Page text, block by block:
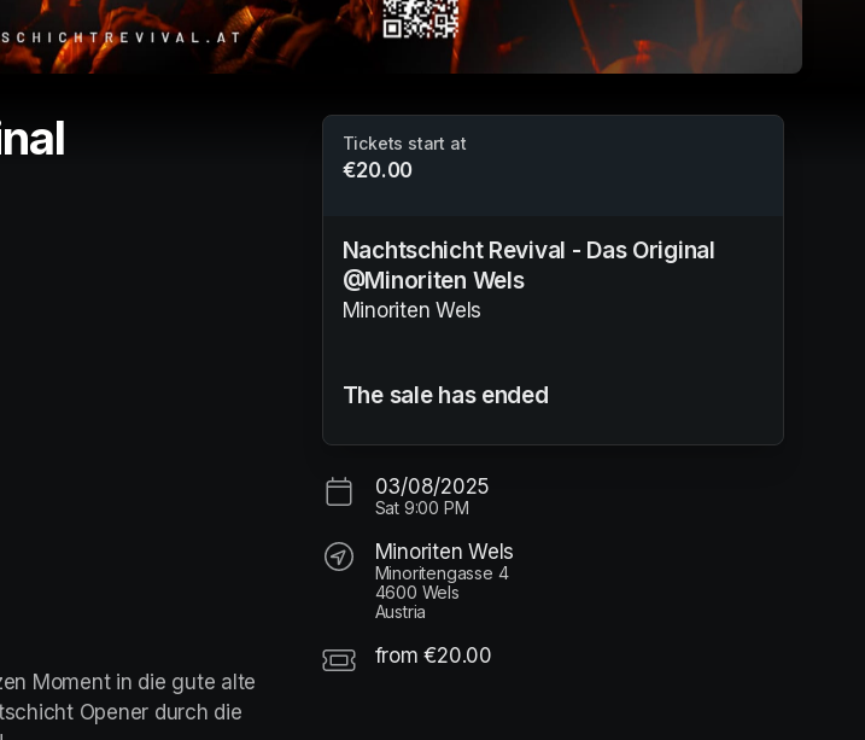
Moment in die gute alte
Opener durch die
Tickets start at
€20.00
Nachtschicht Revival - Das Original
@Minoriten Wels
Minoriten Wels
The sale has ended
03/08/2025
Sat 9:00 PM
Minoriten Wels
Minoritengasse 4
4600 Wels
Austria
from €20.00